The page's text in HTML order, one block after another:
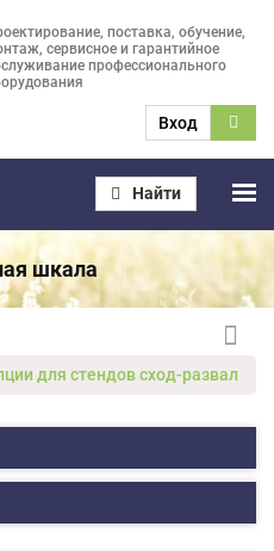
поставка, обучение,
сервисное и гарантийное
профессионального
Вход
Найти
шкала
для стендов сход-развал